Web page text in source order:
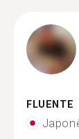
FLUENTE